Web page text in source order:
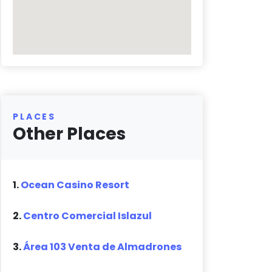
PLACES
Other Places
1.Ocean Casino Resort
2.Centro Comercial Islazul
3.Área 103 Venta de Almadrones